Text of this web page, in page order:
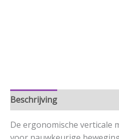
Beschrijving
De ergonomische verticale